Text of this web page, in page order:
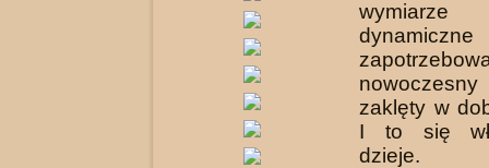
zaklęty w
I to się
dzieje.